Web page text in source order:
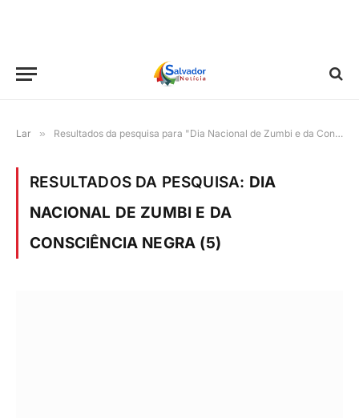
Lar » Resultados da pesquisa para "Dia Nacional de Zumbi e da Consciência Negra"
RESULTADOS DA PESQUISA: DIA
NACIONAL DE ZUMBI E DA
CONSCIÊNCIA NEGRA (5)